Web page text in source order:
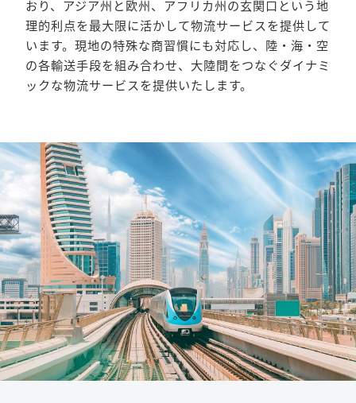
おり、アジア州と欧州、アフリカ州の玄関口という地
理的利点を最大限に活かして物流サービスを提供して
います。現地の特殊な商習慣にも対応し、陸・海・空
の各輸送手段を組み合わせ、大陸間をつなぐダイナミ
ックな物流サービスを提供いたします。